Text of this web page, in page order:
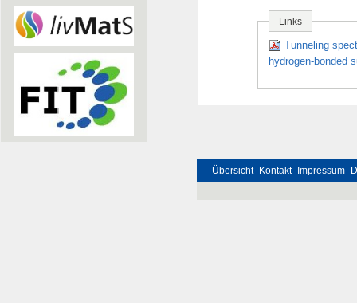
Links
Tunneling
hydrogen-bonded
Übersicht Kontakt Impressum